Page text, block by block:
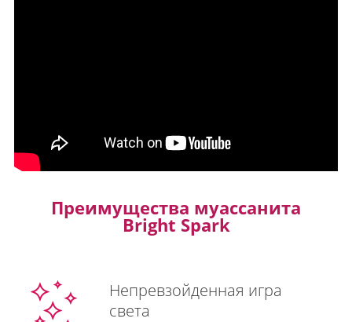
Преимущества муассанита
Bright Spark
Непревзойденная игра
света